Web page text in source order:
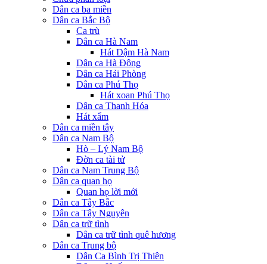
Dân ca ba miền
Dân ca Bắc Bộ
Ca trù
Dân ca Hà Nam
Hát Dậm Hà Nam
Dân ca Hà Đông
Dân ca Hải Phòng
Dân ca Phú Thọ
Hát xoan Phú Thọ
Dân ca Thanh Hóa
Hát xẩm
Dân ca miền tây
Dân ca Nam Bộ
Hò – Lý Nam Bộ
Đờn ca tài tử
Dân ca Nam Trung Bộ
Dân ca quan họ
Quan họ lời mới
Dân ca Tây Bắc
Dân ca Tây Nguyên
Dân ca trữ tình
Dân ca trữ tình quê hương
Dân ca Trung bộ
Dân Ca Bình Trị Thiên